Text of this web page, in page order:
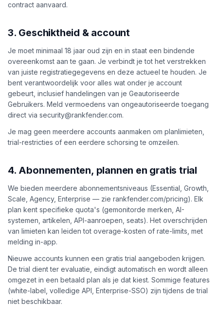
contract aanvaard.
3. Geschiktheid & account
Je moet minimaal 18 jaar oud zijn en in staat een bindende
overeenkomst aan te gaan. Je verbindt je tot het verstrekken
van juiste registratiegegevens en deze actueel te houden. Je
bent verantwoordelijk voor alles wat onder je account
gebeurt, inclusief handelingen van je Geautoriseerde
Gebruikers. Meld vermoedens van ongeautoriseerde toegang
direct via security@rankfender.com.
Je mag geen meerdere accounts aanmaken om planlimieten,
trial-restricties of een eerdere schorsing te omzeilen.
4. Abonnementen, plannen en gratis trial
We bieden meerdere abonnementsniveaus (Essential, Growth,
Scale, Agency, Enterprise — zie rankfender.com/pricing). Elk
plan kent specifieke quota's (gemonitorde merken, AI-
systemen, artikelen, API-aanroepen, seats). Het overschrijden
van limieten kan leiden tot overage-kosten of rate-limits, met
melding in-app.
Nieuwe accounts kunnen een gratis trial aangeboden krijgen.
De trial dient ter evaluatie, eindigt automatisch en wordt alleen
omgezet in een betaald plan als je dat kiest. Sommige features
(white-label, volledige API, Enterprise-SSO) zijn tijdens de trial
niet beschikbaar.